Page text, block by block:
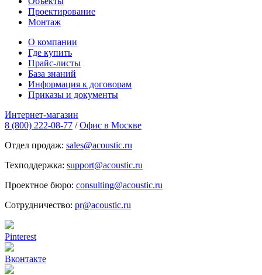
Проектирование
Монтаж
О компании
Где купить
Прайс-листы
База знаний
Информация к договорам
Приказы и документы
Интернет-магазин
8 (800) 222-08-77 / Офис в Москве
Отдел продаж: sales@acoustic.ru
Техподдержка: support@acoustic.ru
Проектное бюро: consulting@acoustic.ru
Сотрудничество: pr@acoustic.ru
Pinterest
Вконтакте